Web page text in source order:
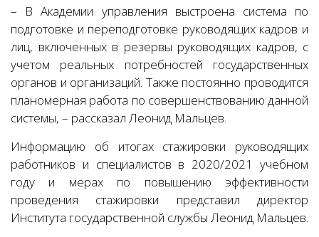
– В Академии управления выстроена система по
подготовке и переподготовке руководящих кадров и
лиц, включенных в резервы руководящих кадров, с
учетом реальных потребностей государственных
органов и организаций. Также постоянно проводится
планомерная работа по совершенствованию данной
системы, – рассказал Леонид Мальцев.
Информацию об итогах стажировки руководящих
работников и специалистов в 2020/2021 учебном
году и мерах по повышению эффективности
проведения стажировки представил директор
Института государственной службы Леонид Мальцев.